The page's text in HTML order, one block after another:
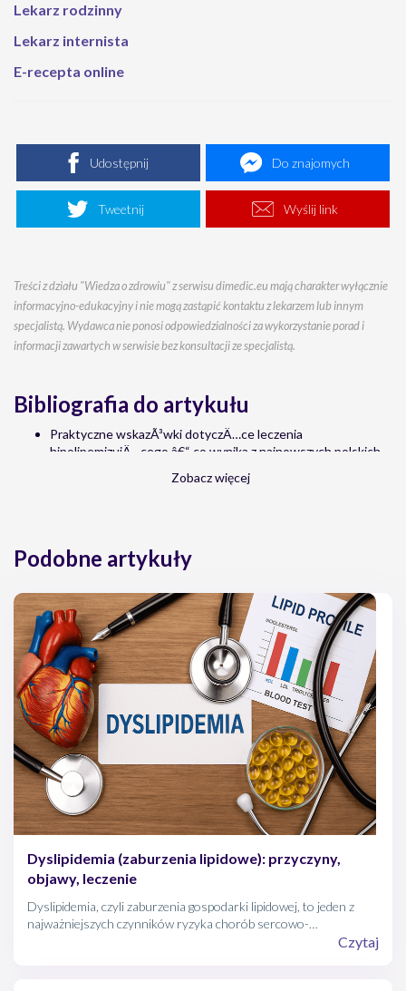
Lekarz rodzinny
Lekarz internista
E-recepta online
Udostępnij Do znajomych
Tweetnij Wyślij link
Treści z działu "Wiedza o zdrowiu" z serwisu dimedic.eu mają charakter wyłącznie
informacyjno-edukacyjny i nie mogą zastąpić kontaktu z lekarzem lub innym
specjalistą. Wydawca nie ponosi odpowiedzialności za wykorzystanie porad i
informacji zawartych w serwisie bez konsultacji ze specjalistą.
Bibliografia do artykułu
Praktyczne wskazÃ³wki dotyczÄ…ce leczenia
hipolipemizujÄ…cego â€“ co wynika z najnowszych polskich
Diagnostyka zaburzeÅ„ przemiany lipidÃ³w w praktyce
Zobacz więcej
Podobne artykuły
Dyslipidemia (zaburzenia lipidowe): przyczyny,
objawy, leczenie
Dyslipidemia, czyli zaburzenia gospodarki lipidowej, to jeden z
najważniejszych czynników ryzyka chorób sercowo-
naczyniowych, takich jak miażdżyca, zawał serca czy udar mózgu.
Czytaj